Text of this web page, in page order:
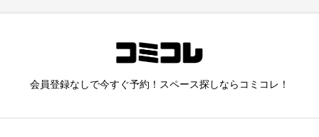
会員登録なしで今すぐ予約！スペース探しならコミコレ！